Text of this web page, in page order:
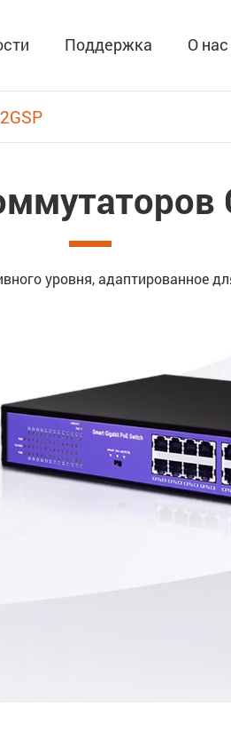
Поддержка О нас
уровня, адаптированное